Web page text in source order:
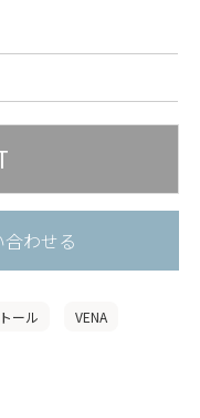
わせる
ール VENA